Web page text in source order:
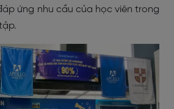
ứng nhu cầu của học viên trong